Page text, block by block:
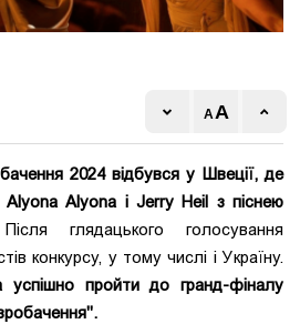
2024 відбувся у Швеції, де
Alyona Alyona і Jerry Heil з піснею
Після глядацького голосування
конкурсу, у тому числі і Україну.
успішно пройти до гранд-фіналу